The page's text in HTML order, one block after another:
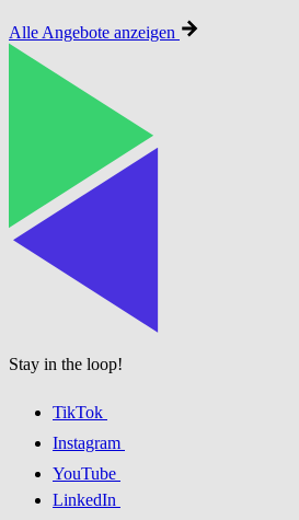
Alle Angebote anzeigen
Stay in the loop!
TikTok
Instagram
YouTube
LinkedIn